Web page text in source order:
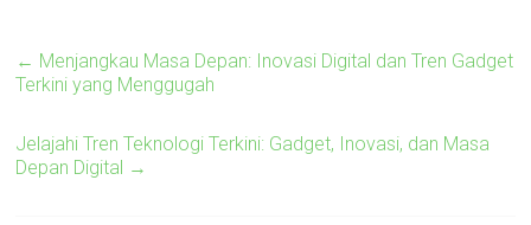
← Menjangkau Masa Depan: Inovasi Digital dan Tren Gadget
Terkini yang Menggugah
Jelajahi Tren Teknologi Terkini: Gadget, Inovasi, dan Masa
Depan Digital →